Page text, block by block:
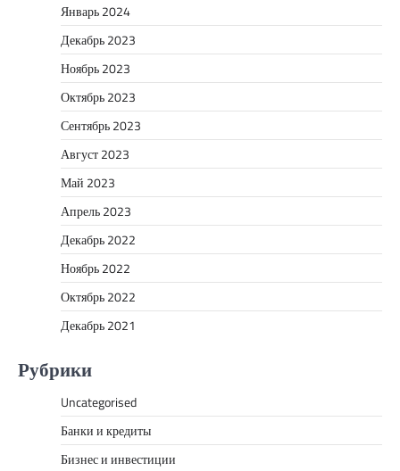
Январь 2024
Декабрь 2023
Ноябрь 2023
Октябрь 2023
Сентябрь 2023
Август 2023
Май 2023
Апрель 2023
Декабрь 2022
Ноябрь 2022
Октябрь 2022
Декабрь 2021
Рубрики
Uncategorised
Банки и кредиты
Бизнес и инвестиции